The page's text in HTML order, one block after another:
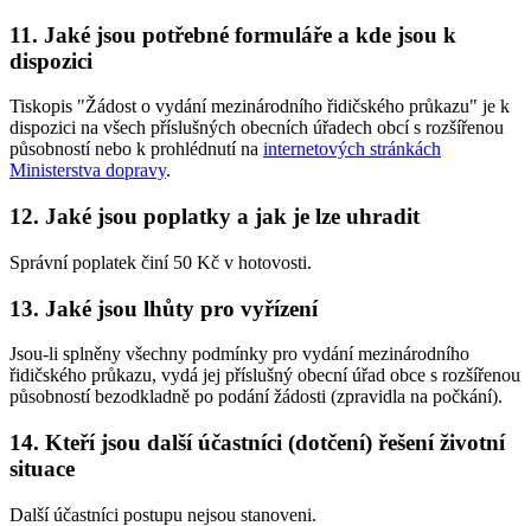
11. Jaké jsou potřebné formuláře a kde jsou k
dispozici
Tiskopis "Žádost o vydání mezinárodního řidičského průkazu" je k
dispozici na všech příslušných obecních úřadech obcí s rozšířenou
působností nebo k prohlédnutí na internetových stránkách
Ministerstva dopravy.
12. Jaké jsou poplatky a jak je lze uhradit
Správní poplatek činí 50 Kč v hotovosti.
13. Jaké jsou lhůty pro vyřízení
Jsou-li splněny všechny podmínky pro vydání mezinárodního
řidičského průkazu, vydá jej příslušný obecní úřad obce s rozšířenou
působností bezodkladně po podání žádosti (zpravidla na počkání).
14. Kteří jsou další účastníci (dotčení) řešení životní
situace
Další účastníci postupu nejsou stanoveni.